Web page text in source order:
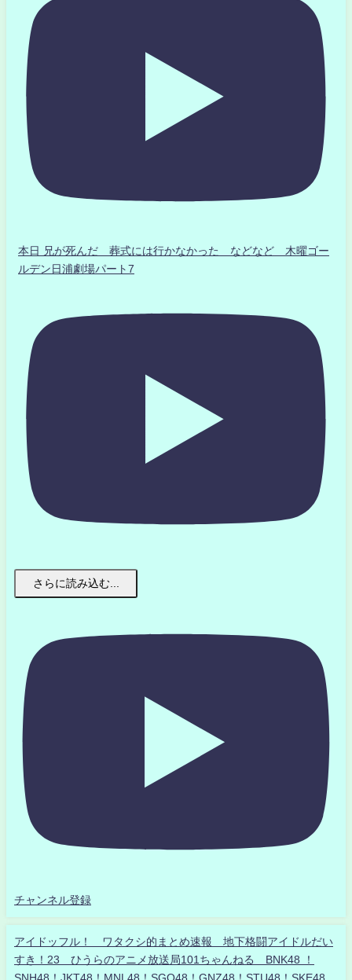
本日 兄が死んだ 葬式には行かなかった などなど 木曜ゴー
ルデン日浦劇場パート7
さらに読み込む...
チャンネル登録
アイドッフル！ ワタクシ的まとめ速報 地下格闘アイドルだい
すき！23 ひうらのアニメ放送局101ちゃんねる BNK48 ！
SNH48！JKT48！MNL48！SGO48！GNZ48！STU48！SKE48